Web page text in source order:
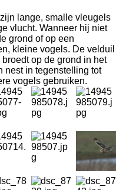
lange, smalle vleugels
vlucht. Wanneer hij niet
grond of op een
kleine vogels. De velduil
op de grond in het
nest in tegenstelling tot
vogels gebruiken.